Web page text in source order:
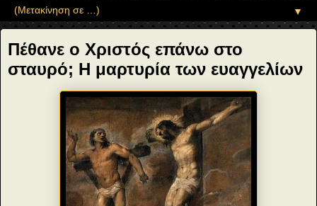
▼
Πέθανε ο Χριστός επάνω στο
σταυρό; Η μαρτυρία των ευαγγελίων